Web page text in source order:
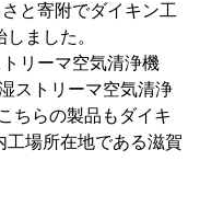
と寄附でダイキン工
ました。
リーマ空気清浄機
ストリーマ空気清浄
ちらの製品もダイキ
工場所在地である滋賀